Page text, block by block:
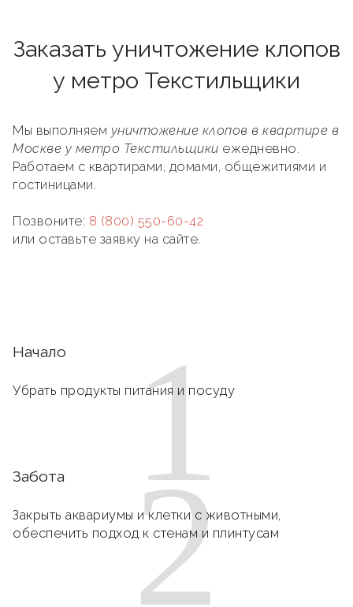
Заказать уничтожение клопов
у метро Текстильщики
Мы выполняем уничтожение клопов в квартире в
Москве у метро Текстильщики ежедневно.
Работаем с квартирами, домами, общежитиями и
гостиницами.
Позвоните: 8 (800) 550-60-42
или оставьте заявку на сайте.
1
Начало
Убрать продукты питания и посуду
2
Забота
Закрыть аквариумы и клетки с животными,
обеспечить подход к стенам и плинтусам